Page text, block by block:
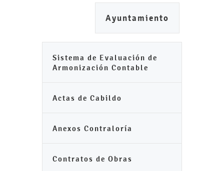
Ayuntamiento
Sistema de Evaluación de
Armonización Contable
Actas de Cabildo
Anexos Contraloría
Contratos de Obras